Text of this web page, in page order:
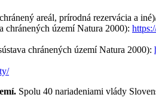
areál, prírodná rezervácia a
chránených území Natura 2000):
chránených území Natura 2000):
Spolu 40 nariadeniami vlády